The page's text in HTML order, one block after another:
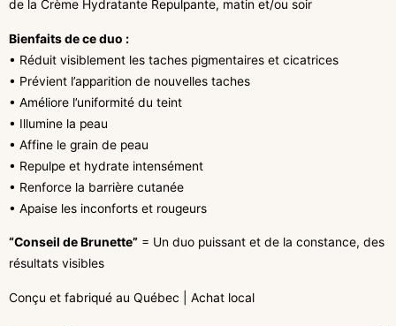
de la Crème Hydratante Repulpante, matin et/ou soir
Bienfaits de ce duo :
• Réduit visiblement les taches pigmentaires et cicatrices
• Prévient l’apparition de nouvelles taches
• Améliore l’uniformité du teint
• Illumine la peau
• Affine le grain de peau
• Repulpe et hydrate intensément
• Renforce la barrière cutanée
• Apaise les inconforts et rougeurs
“Conseil de Brunette” = Un duo puissant et de la constance, des
résultats visibles
Conçu et fabriqué au Québec | Achat local